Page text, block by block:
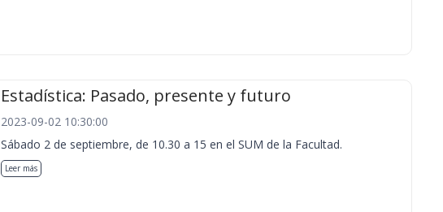
Estadística: Pasado, presente y futuro
2023-09-02 10:30:00
Sábado 2 de septiembre, de 10.30 a 15 en el SUM de la Facultad.
Leer más